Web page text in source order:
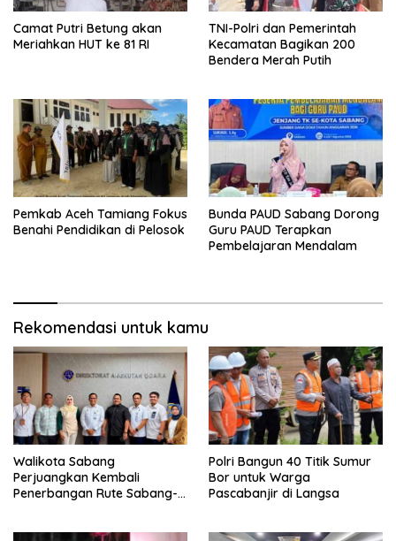
Camat Putri Betung akan
Meriahkan HUT ke 81 RI
TNI-Polri dan Pemerintah
Kecamatan Bagikan 200
Bendera Merah Putih
Pemkab Aceh Tamiang Fokus
Benahi Pendidikan di Pelosok
Bunda PAUD Sabang Dorong
Guru PAUD Terapkan
Pembelajaran Mendalam
Rekomendasi untuk kamu
Walikota Sabang
Perjuangkan Kembali
Penerbangan Rute Sabang-
Polri Bangun 40 Titik Sumur
Bor untuk Warga
Pascabanjir di Langsa